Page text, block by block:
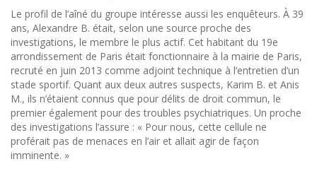
Le profil de l’aîné du groupe intéresse aussi les enquêteurs. À 39
ans, Alexandre B. était, selon une source proche des
investigations, le membre le plus actif. Cet habitant du 19e
arrondissement de Paris était fonctionnaire à la mairie de Paris,
recruté en juin 2013 comme adjoint technique à l’entretien d’un
stade sportif. Quant aux deux autres suspects, Karim B. et Anis
M., ils n’étaient connus que pour délits de droit commun, le
premier également pour des troubles psychiatriques. Un proche
des investigations l’assure : « Pour nous, cette cellule ne
proférait pas de menaces en l’air et allait agir de façon
imminente. »